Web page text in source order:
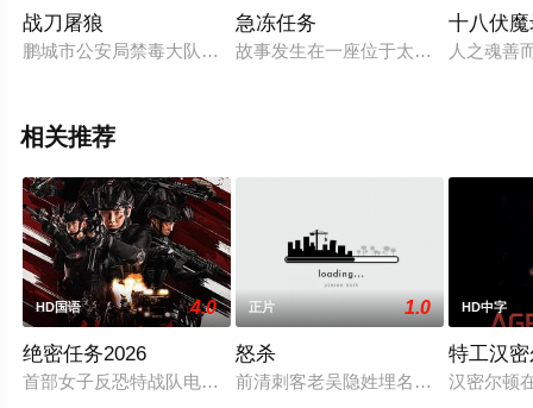
战刀屠狼
鹏城市公安局禁毒大队民警蓝海（张永达饰）从警8年，业务能
急冻任务
故事发生在一座位于太平洋之上的小
十八伏
人之魂善
相关推荐
HD国语 4.0
绝密任务2026
首部女子反恐特战队电影，面对恐怖主义恶势力，“最飒女子反
正片 1.0
怒杀
前清刺客老吴隐姓埋名于药铺，却为
HD中字
特工汉
汉密尔顿